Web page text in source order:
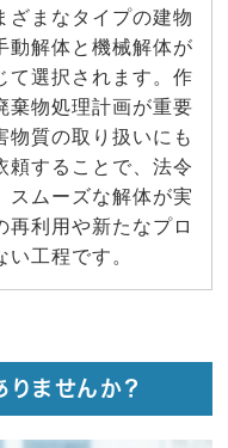
ざまなタイプの建物
動解体と機械解体が
て選択されます。作
棄物処理計画が重要
物質の取り扱いにも
頼することで、法令
スムーズな解体が実
再利用や新たなプロ
工程です。
ませんか？